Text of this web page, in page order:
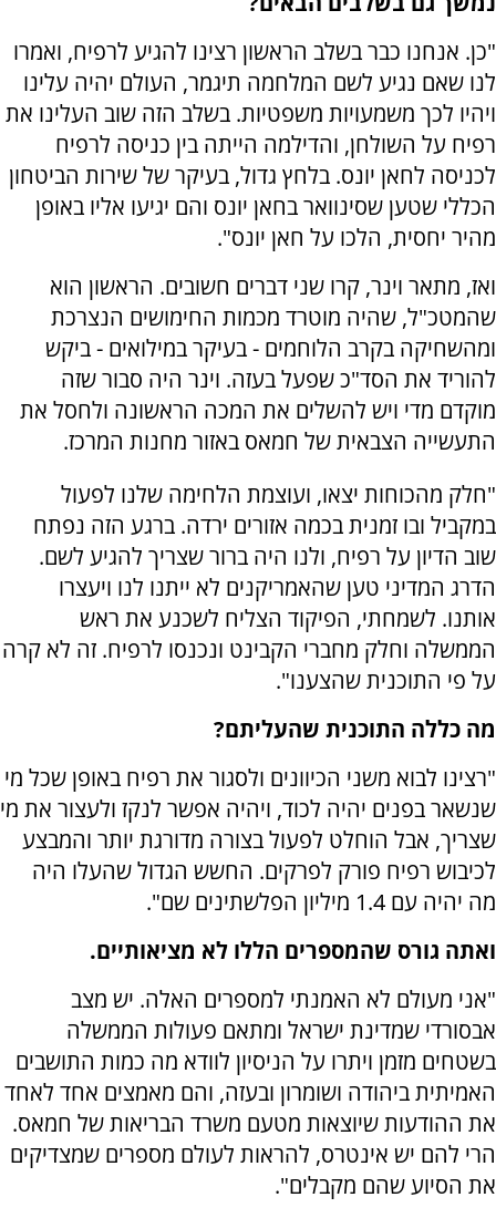
"כן. אנחנו כבר בשלב הראשון רצינו להגיע לרפיח, ואמרו
לנו שאם נגיע לשם המלחמה תיגמר, העולם יהיה עלינו
ויהיו לכך משמעויות משפטיות. בשלב הזה שוב העלינו את
רפיח על השולחן, והדילמה הייתה בין כניסה לרפיח
לכניסה לחאן יונס. בלחץ גדול, בעיקר של שירות הביטחון
הכללי שטען שסינוואר בחאן יונס והם יגיעו אליו באופן
מהיר יחסית, הלכו על חאן יונס".
ואז, מתאר וינר, קרו שני דברים חשובים. הראשון הוא
שהמטכ"ל, שהיה מוטרד מכמות החימושים הנצרכת
ומהשחיקה בקרב הלוחמים - בעיקר במילואים - ביקש
להוריד את הסד"כ שפעל בעזה. וינר היה סבור שזה
מוקדם מדי ויש להשלים את המכה הראשונה ולחסל את
התעשייה הצבאית של חמאס באזור מחנות המרכז.
"חלק מהכוחות יצאו, ועוצמת הלחימה שלנו לפעול
במקביל ובו זמנית בכמה אזורים ירדה. ברגע הזה נפתח
שוב הדיון על רפיח, ולנו היה ברור שצריך להגיע לשם.
הדרג המדיני טען שהאמריקנים לא ייתנו לנו ויעצרו
אותנו. לשמחתי, הפיקוד הצליח לשכנע את ראש
הממשלה וחלק מחברי הקבינט ונכנסו לרפיח. זה לא קרה
על פי התוכנית שהצענו".
מה כללה התוכנית שהעליתם?
"רצינו לבוא משני הכיוונים ולסגור את רפיח באופן שכל מי
שנשאר בפנים יהיה לכוד, ויהיה אפשר לנקז ולעצור את מי
שצריך, אבל הוחלט לפעול בצורה מדורגת יותר והמבצע
לכיבוש רפיח פורק לפרקים. החשש הגדול שהעלו היה
מה יהיה עם 1.4 מיליון הפלשתינים שם".
ואתה גורס שהמספרים הללו לא מציאותיים.
"אני מעולם לא האמנתי למספרים האלה. יש מצב
אבסורדי שמדינת ישראל ומתאם פעולות הממשלה
בשטחים מזמן ויתרו על הניסיון לוודא מה כמות התושבים
האמיתית ביהודה ושומרון ובעזה, והם מאמצים אחד לאחד
את ההודעות שיוצאות מטעם משרד הבריאות של חמאס.
הרי להם יש אינטרס, להראות לעולם מספרים שמצדיקים
את הסיוע שהם מקבלים".